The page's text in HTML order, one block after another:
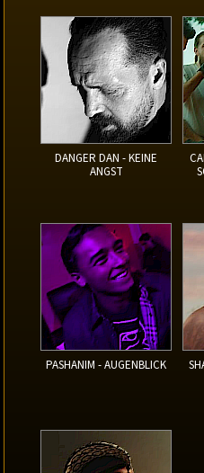
DANGER DAN - KEINE
ANGST
PASHANIM - AUGENBLICK